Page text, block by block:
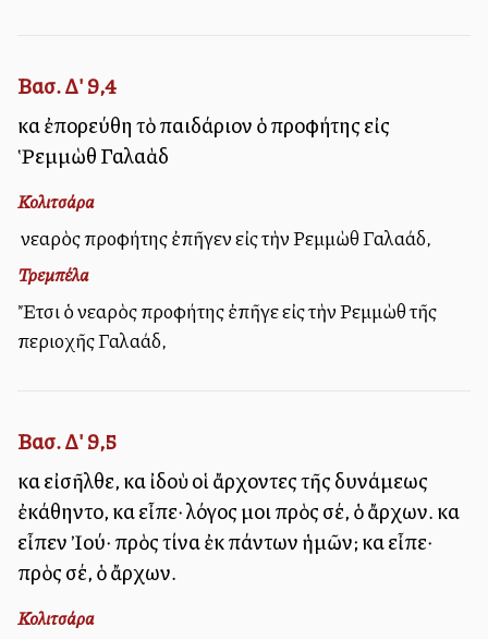
Βασ. Δ' 9,4
καὶ ἐπορεύθη τὸ παιδάριον ὁ προφήτης εἰς
Ῥεμμὼθ Γαλαὰδ
Κολιτσάρα
Ὁ νεαρὸς προφήτης ἐπῆγεν εἰς τὴν Ρεμμὼθ Γαλαάδ,
Τρεμπέλα
Ἔτσι ὁ νεαρὸς προφήτης ἐπῆγε εἰς τὴν Ρεμμὼθ τῆς
περιοχῆς Γαλαάδ,
Βασ. Δ' 9,5
καὶ εἰσῆλθε, καὶ ἰδοὺ οἱ ἄρχοντες τῆς δυνάμεως
ἐκάθηντο, καὶ εἶπε· λόγος μοι πρὸς σέ, ὁ ἄρχων. καὶ
εἶπεν Ἰού· πρὸς τίνα ἐκ πάντων ἡμῶν; καὶ εἶπε·
πρὸς σέ, ὁ ἄρχων.
Κολιτσάρα